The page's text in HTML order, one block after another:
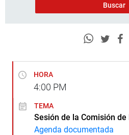
HORA
4:00 PM
TEMA
Sesión de la Comisión
Agenda documentada